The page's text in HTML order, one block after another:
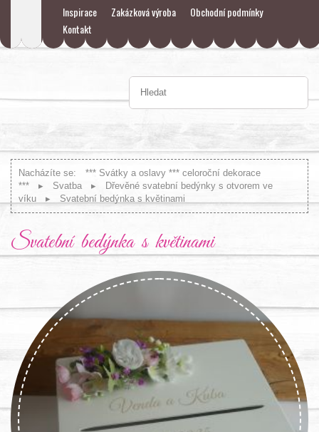
Inspirace Zakázková výroba
Obchodní podmínky
Kontakt
Nacházíte se:
*** Svátky a oslavy *** celoroční dekorace
***
Svatba
Dřevěné svatební bedýnky s otvorem ve
víku
Svatební bedýnka s květinami
Svatební bedýnka s květinami